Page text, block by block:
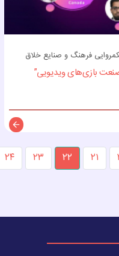
فرهنگ و صنایع خلاق
بازی‌های ویدیویی”
۲۱ ۲۲ ۲۳ ۲۴